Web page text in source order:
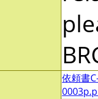
依頼書